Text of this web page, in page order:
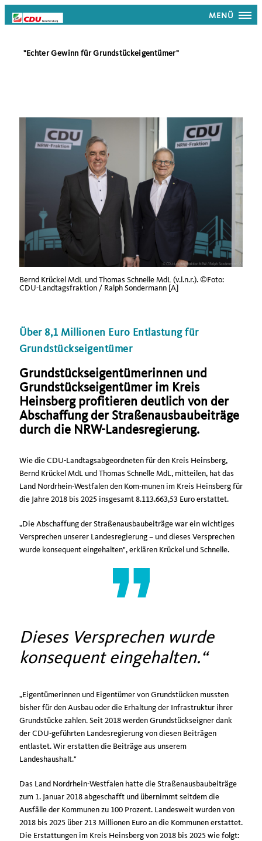
MENÜ
"Echter Gewinn für Grundstückeigentümer"
Bernd Krückel MdL und Thomas Schnelle MdL (v.l.n.r.). ©Foto:
CDU-Landtagsfraktion / Ralph Sondermann [A]
Über 8,1 Millionen Euro Entlastung für
Grundstückseigentümer
Grundstückseigentümerinnen und
Grundstückseigentümer im Kreis
Heinsberg profitieren deutlich von der
Abschaffung der Straßenausbaubeiträge
durch die NRW-Landesregierung.
Wie die CDU-Landtagsabgeordneten für den Kreis Heinsberg,
Bernd Krückel MdL und Thomas Schnelle MdL, mitteilen, hat das
Land Nordrhein-Westfalen den Kom-munen im Kreis Heinsberg für
die Jahre 2018 bis 2025 insgesamt 8.113.663,53 Euro erstattet.
Die Abschaffung der Straßenausbaubeiträge war ein wichtiges
Versprechen unserer Landesregierung – und dieses Versprechen
wurde konsequent eingehalten", erklären Krückel und Schnelle.
Dieses Versprechen wurde
konsequent eingehalten.
Eigentümerinnen und Eigentümer von Grundstücken mussten
bisher für den Ausbau oder die Erhaltung der Infrastruktur ihrer
Grundstücke zahlen. Seit 2018 werden Grundstückseigner dank
der CDU-geführten Landesregierung von diesen Beiträgen
entlastet. Wir erstatten die Beiträge aus unserem
Landeshaushalt."
Das Land Nordrhein-Westfalen hatte die Straßenausbaubeiträge
zum 1. Januar 2018 abgeschafft und übernimmt seitdem die
Ausfälle der Kommunen zu 100 Prozent. Landesweit wurden von
2018 bis 2025 über 213 Millionen Euro an die Kommunen erstattet.
Die Erstattungen im Kreis Heinsberg von 2018 bis 2025 wie folgt: